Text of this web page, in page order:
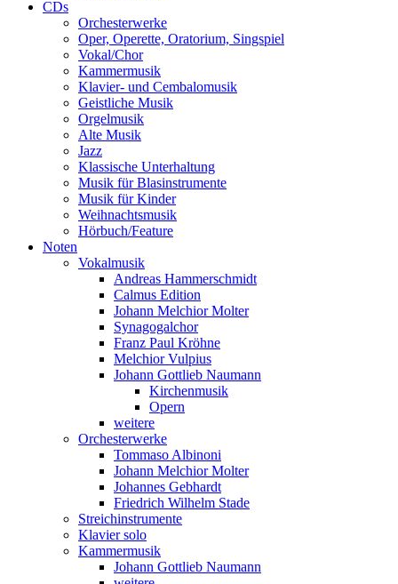
CDs
Orchesterwerke
Oper, Operette, Oratorium, Singspiel
Vokal/Chor
Kammermusik
Klavier- und Cembalomusik
Geistliche Musik
Orgelmusik
Alte Musik
Jazz
Klassische Unterhaltung
Musik für Blasinstrumente
Musik für Kinder
Weihnachtsmusik
Hörbuch/Feature
Noten
Vokalmusik
Andreas Hammerschmidt
Calmus Edition
Johann Melchior Molter
Synagogalchor
Franz Paul Kröhne
Melchior Vulpius
Johann Gottlieb Naumann
Kirchenmusik
Opern
weitere
Orchesterwerke
Tommaso Albinoni
Johann Melchior Molter
Johannes Gebhardt
Friedrich Wilhelm Stade
Streichinstrumente
Klavier solo
Kammermusik
Johann Gottlieb Naumann